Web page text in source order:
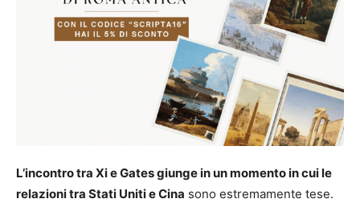
L’incontro tra Xi e Gates giunge in un momento in cui le
relazioni tra Stati Uniti e Cina sono estremamente tese.